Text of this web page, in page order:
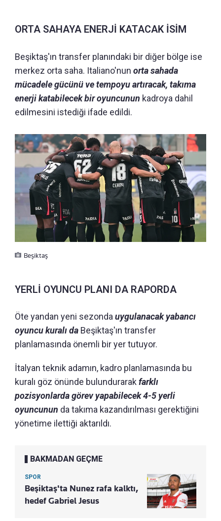
ORTA SAHAYA ENERJİ KATACAK İSİM
Beşiktaş'ın transfer planındaki bir diğer bölge ise
merkez orta saha. Italiano'nun orta sahada
mücadele gücünü ve tempoyu artıracak, takıma
enerji katabilecek bir oyuncunun kadroya dahil
edilmesini istediği ifade edildi.
Beşiktaş
YERLİ OYUNCU PLANI DA RAPORDA
Öte yandan yeni sezondauygulanacak yabancı
oyuncu kuralı da Beşiktaş'ın transfer
planlamasında önemli bir yer tutuyor.
İtalyan teknik adamın, kadro planlamasında bu
kuralı göz önünde bulundurarakfarklı
pozisyonlarda görev yapabilecek 4-5 yerli
oyuncunun da takıma kazandırılması gerektiğini
yönetime ilettiği aktarıldı.
BAKMADAN GEÇME
SPOR
Beşiktaş'ta Nunez rafa kalktı,
hedef Gabriel Jesus